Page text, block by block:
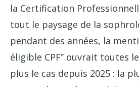
la Certification
tout le paysage de la
pendant des années, la
éligible CPF” ouvrait toutes
plus le cas depuis 2025 : la